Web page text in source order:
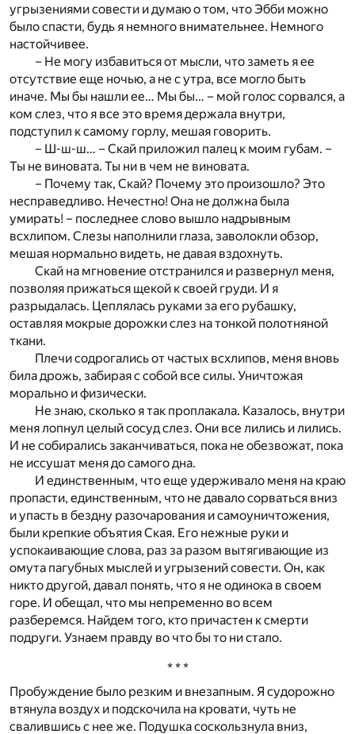
угрызениями совести и думаю о том, что Эбби можно
было спасти, будь я немного внимательнее. Немного
настойчивее.
– Не могу избавиться от мысли, что заметь я ее
отсутствие еще ночью, а не с утра, все могло быть
иначе. Мы бы нашли ее… Мы бы… – мой голос сорвался, а
ком слез, что я все это время держала внутри,
подступил к самому горлу, мешая говорить.
– Ш-ш-ш… – Скай приложил палец к моим губам. –
Ты не виновата. Ты ни в чем не виновата.
– Почему так, Скай? Почему это произошло? Это
несправедливо. Нечестно! Она не должна была
умирать! – последнее слово вышло надрывным
всхлипом. Слезы наполнили глаза, заволокли обзор,
мешая нормально видеть, не давая вздохнуть.
Скай на мгновение отстранился и развернул меня,
позволяя прижаться щекой к своей груди. И я
разрыдалась. Цеплялась руками за его рубашку,
оставляя мокрые дорожки слез на тонкой полотняной
ткани.
Плечи содрогались от частых всхлипов, меня вновь
била дрожь, забирая с собой все силы. Уничтожая
морально и физически.
Не знаю, сколько я так проплакала. Казалось, внутри
меня лопнул целый сосуд слез. Они все лились и лились.
И не собирались заканчиваться, пока не обезвожат, пока
не иссушат меня до самого дна.
И единственным, что еще удерживало меня на краю
пропасти, единственным, что не давало сорваться вниз
и упасть в бездну разочарования и самоуничтожения,
были крепкие объятия Ская. Его нежные руки и
успокаивающие слова, раз за разом вытягивающие из
омута пагубных мыслей и угрызений совести. Он, как
никто другой, давал понять, что я не одинока в своем
горе. И обещал, что мы непременно во всем
разберемся. Найдем того, кто причастен к смерти
подруги. Узнаем правду во что бы то ни стало.
* * *
Пробуждение было резким и внезапным. Я судорожно
втянула воздух и подскочила на кровати, чуть не
свалившись с нее же. Подушка соскользнула вниз,